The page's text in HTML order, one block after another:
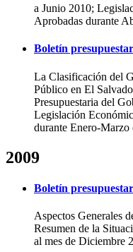
a Junio 2010;
Aprobadas durante
Boletín
La Clasificación del
Público en El
Presupuestaria del
Legislación
durante Enero-Marzo
2009
Boletín
Aspectos Generales
Resumen de la
al mes de Diciembre